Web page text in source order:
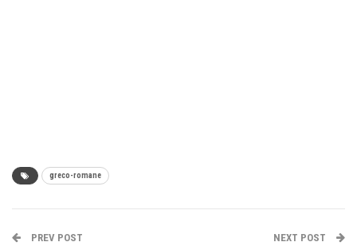
greco-romane
PREV POST NEXT POST